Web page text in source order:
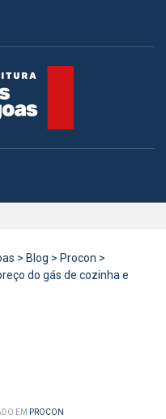
> Blog > Procon >
do gás de cozinha e
EM PROCON